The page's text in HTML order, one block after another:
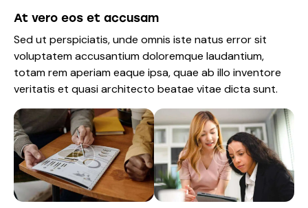
At vero eos et accusam
Sed ut perspiciatis, unde omnis iste natus error sit
voluptatem accusantium doloremque laudantium,
totam rem aperiam eaque ipsa, quae ab illo inventore
veritatis et quasi architecto beatae vitae dicta sunt.